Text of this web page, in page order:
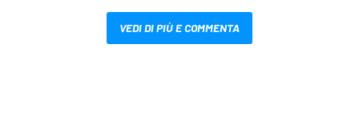
VEDI DI PIÙ E COMMENTA